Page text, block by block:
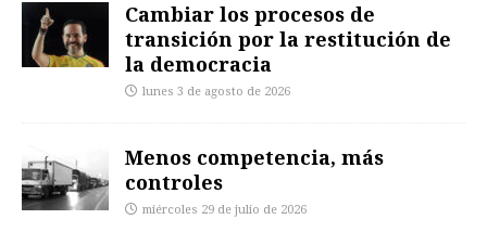
Cambiar los procesos de
transición por la restitución de
la democracia
lunes 3 de agosto de 2026
Menos competencia, más
controles
miércoles 29 de julio de 2026